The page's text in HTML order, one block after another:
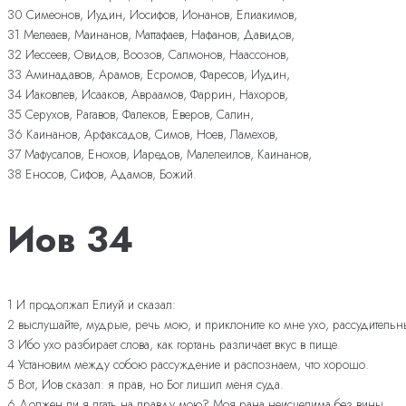
30 Симеонов, Иудин, Иосифов, Ионанов, Елиакимов,
31 Мелеаев, Маинанов, Маттафаев, Нафанов, Давидов,
32 Иессеев, Овидов, Воозов, Салмонов, Наассонов,
33 Аминадавов, Арамов, Есромов, Фаресов, Иудин,
34 Иаковлев, Исааков, Авраамов, Фаррин, Нахоров,
35 Серухов, Рагавов, Фалеков, Еверов, Салин,
36 Каинанов, Арфаксадов, Симов, Ноев, Ламехов,
37 Мафусалов, Енохов, Иаредов, Малелеилов, Каинанов,
38 Еносов, Сифов, Адамов, Божий.
Иов 34
1 И продолжал Елиуй и сказал:
2 выслушайте, мудрые, речь мою, и приклоните ко мне ухо,
3 Ибо ухо разбирает слова, как гортань различает вкус в пище.
4 Установим между собою рассуждение и распознаем, что хорошо.
5 Вот, Иов сказал: я прав, но Бог лишил меня суда.